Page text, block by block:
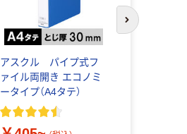
アスクル パイプ式フ
ァイル両開き エコノミ
ータイプ（A4タテ）
次のスライド